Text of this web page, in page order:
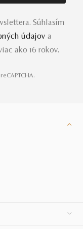
Súhlasím
údajov a
ako 16 rokov.